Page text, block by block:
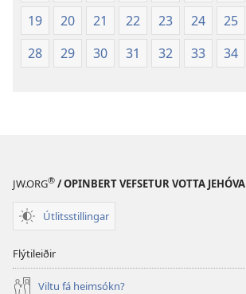
19
20 21 22 23 24 25
28
29 30 31 32 33 34
JW.ORG® / OPINBERT VEFSETUR VOTTA JEHÓVA
Útlitsstillingar
Flýtileiðir
Viltu fá heimsókn?